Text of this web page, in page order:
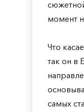
момент
Что
так он в
самых